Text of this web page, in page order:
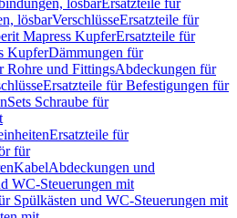
lösbarErsatzteile für
lösbarVerschlüsseErsatzteile für
Mapress KupferErsatzteile für
KupferDämmungen für
Rohre und FittingsAbdeckungen für
Ersatzteile für Befestigungen für
Sets Schraube für
Ersatzteile für
für
KabelAbdeckungen und
WC-Steuerungen mit
Spülkästen und WC-Steuerungen mit